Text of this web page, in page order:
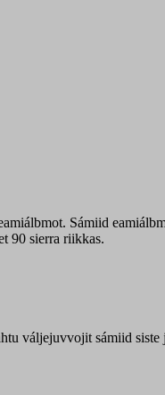
Sámiid
90 sierra riikkas.
váljejuvvojit sámiid